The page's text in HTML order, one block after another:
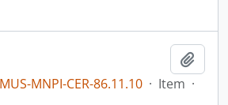
MNPI-CER-86.11.10 · Item ·